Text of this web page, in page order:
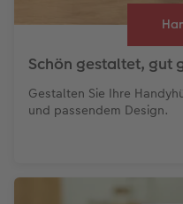
Schön gestaltet, gut
Gestalten Sie Ihre
und passendem Design.